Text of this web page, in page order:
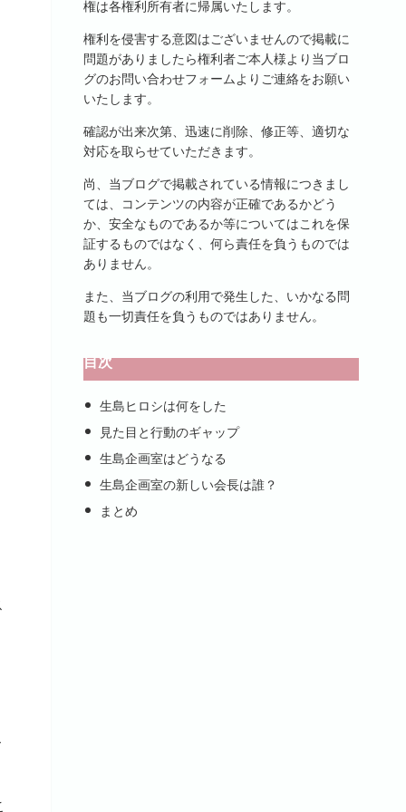
権は各権利所有者に帰属いたします。
権利を侵害する意図はございませんので掲載に
問題がありましたら権利者ご本人様より当ブロ
グのお問い合わせフォームよりご連絡をお願い
いたします。
確認が出来次第、迅速に削除、修正等、適切な
対応を取らせていただきます。
尚、当ブログで掲載されている情報につきまし
ては、コンテンツの内容が正確であるかどう
か、安全なものであるか等についてはこれを保
証するものではなく、何ら責任を負うものでは
ありません。
また、当ブログの利用で発生した、いかなる問
題も一切責任を負うものではありません。
目次
生島ヒロシは何をした
見た目と行動のギャップ
生島企画室はどうなる
生島企画室の新しい会長は誰？
まとめ